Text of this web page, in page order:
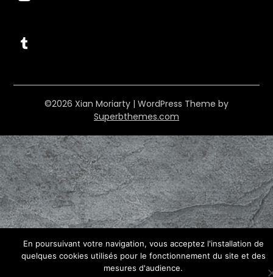
Tumblr
©2026 Xian Moriarty | WordPress Theme by
Superbthemes.com
En poursuivant votre navigation, vous acceptez l'installation de
quelques cookies utilisés pour le fonctionnement du site et des
mesures d'audience.